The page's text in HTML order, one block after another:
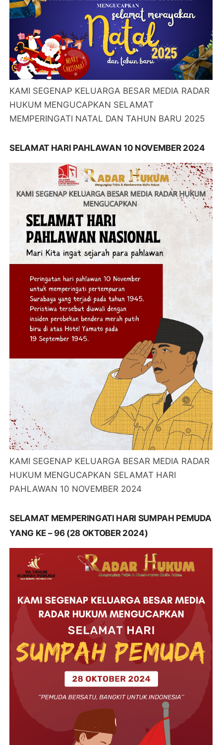
KAMI SEGENAP KELUARGA BESAR MEDIA RADAR
HUKUM MENGUCAPKAN SELAMAT
MEMPERINGATI NATAL DAN TAHUN BARU 2025
SELAMAT HARI PAHLAWAN 10 NOVEMBER 2024
KAMI SEGENAP KELUARGA BESAR MEDIA RADAR
HUKUM MENGUCAPKAN SELAMAT HARI
PAHLAWAN 10 NOVEMBER 2024
SELAMAT MEMPERINGATI HARI SUMPAH PEMUDA
YANG KE – 96 (28 OKTOBER 2024)